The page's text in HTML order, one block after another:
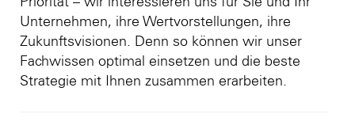
Unternehmen, ihre Wertvorstellungen, ihre
Zukunftsvisionen. Denn so können wir unser
Fachwissen optimal einsetzen und die beste
Strategie mit Ihnen zusammen erarbeiten.